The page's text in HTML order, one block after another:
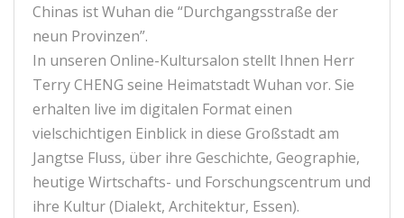
Chinas ist Wuhan die “Durchgangsstraße der
neun Provinzen”.
In unseren Online-Kultursalon stellt Ihnen Herr
Terry CHENG seine Heimatstadt Wuhan vor. Sie
erhalten live im digitalen Format einen
vielschichtigen Einblick in diese Großstadt am
Jangtse Fluss, über ihre Geschichte, Geographie,
heutige Wirtschafts- und Forschungscentrum und
ihre Kultur (Dialekt, Architektur, Essen).